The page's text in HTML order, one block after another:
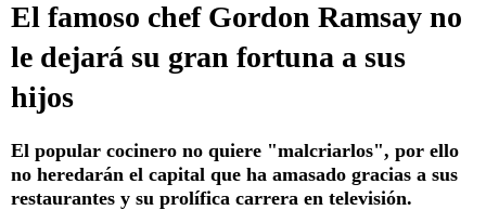
El famoso chef Gordon Ramsay no
le dejará su gran fortuna a sus
hijos
El popular cocinero no quiere "malcriarlos", por ello
no heredarán el capital que ha amasado gracias a sus
restaurantes y su prolífica carrera en televisión.